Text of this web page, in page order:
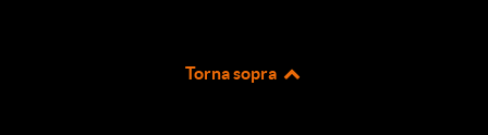
Torna sopra